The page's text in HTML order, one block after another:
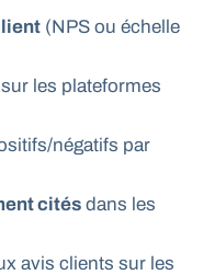
(NPS ou échelle
les plateformes
négatifs par
cités dans les
avis clients sur les